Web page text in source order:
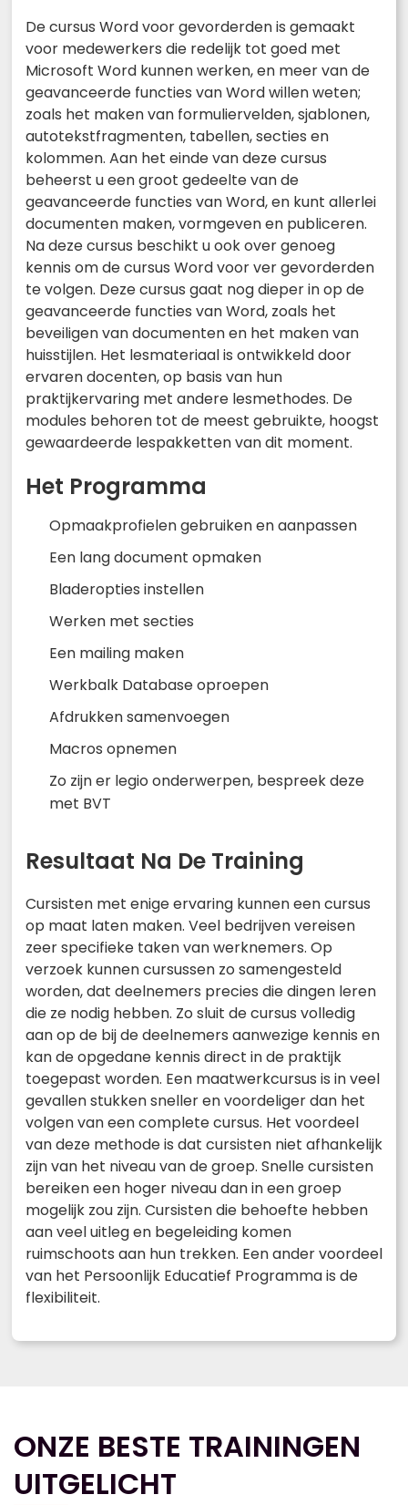
De cursus Word voor gevorderden is gemaakt
voor medewerkers die redelijk tot goed met
Microsoft Word kunnen werken, en meer van de
geavanceerde functies van Word willen weten;
zoals het maken van formuliervelden, sjablonen,
autotekstfragmenten, tabellen, secties en
kolommen. Aan het einde van deze cursus
beheerst u een groot gedeelte van de
geavanceerde functies van Word, en kunt allerlei
documenten maken, vormgeven en publiceren.
Na deze cursus beschikt u ook over genoeg
kennis om de cursus Word voor ver gevorderden
te volgen. Deze cursus gaat nog dieper in op de
geavanceerde functies van Word, zoals het
beveiligen van documenten en het maken van
huisstijlen. Het lesmateriaal is ontwikkeld door
ervaren docenten, op basis van hun
praktijkervaring met andere lesmethodes. De
modules behoren tot de meest gebruikte, hoogst
gewaardeerde lespakketten van dit moment.
Het Programma
Opmaakprofielen gebruiken en aanpassen
Een lang document opmaken
Bladeropties instellen
Werken met secties
Een mailing maken
Werkbalk Database oproepen
Afdrukken samenvoegen
Macros opnemen
Zo zijn er legio onderwerpen, bespreek deze
met BVT
Resultaat Na De Training
Cursisten met enige ervaring kunnen een cursus
op maat laten maken. Veel bedrijven vereisen
zeer specifieke taken van werknemers. Op
verzoek kunnen cursussen zo samengesteld
worden, dat deelnemers precies die dingen leren
die ze nodig hebben. Zo sluit de cursus volledig
aan op de bij de deelnemers aanwezige kennis en
kan de opgedane kennis direct in de praktijk
toegepast worden. Een maatwerkcursus is in veel
gevallen stukken sneller en voordeliger dan het
volgen van een complete cursus. Het voordeel
van deze methode is dat cursisten niet afhankelijk
zijn van het niveau van de groep. Snelle cursisten
bereiken een hoger niveau dan in een groep
mogelijk zou zijn. Cursisten die behoefte hebben
aan veel uitleg en begeleiding komen
ruimschoots aan hun trekken. Een ander voordeel
van het Persoonlijk Educatief Programma is de
flexibiliteit.
ONZE BESTE TRAININGEN
UITGELICHT